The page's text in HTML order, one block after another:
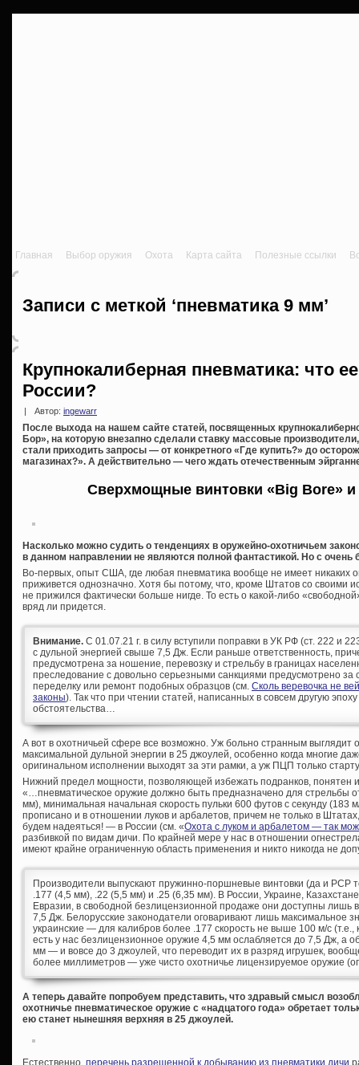
Главная Выбор оружия Охота Карта сайта Полезные ссылки
Записи с меткой ‘пневматика 9 мм’
Крупнокалиберная пневматика: что
России?
Автор: ingewarr
После выхода на нашем сайте статей, посвященных
Бор», на которую внезапно сделали ставку массовые
стали приходить запросы — от конкретного «Где купить?» до
магазинах?». А действительно — чего ждать отечественным
Сверхмощные винтовки «Big Bore» и
Насколько можно судить о тенденциях в оружейно-охотничьем
в данном направлении не являются полной фантастикой. Но с очень
Во-первых, опыт США, где любая пневматика вообще не имеет никаких
приживется однозначно. Хотя бы потому, что, кроме Штатов со своими
не прижился фактически больше нигде. То есть о какой-либо
вряд ли придется.
Внимание. С 01.07.21 г. в силу вступили поправки в УК РФ (ст. 222 и
с дульной энергией свыше 7,5 Дж. Если раньше ответственность,
предусмотрена за ношение, перевозку и стрельбу в границах
преследование с довольно серьезными санкциями предусмотрено за
переделку или ремонт подобных образцов (см. Сколь веревочка не
законы). Так что при чтении статей, написанных в совсем другую
обстоятельства…
А вот в охотничьей сфере все возможно. Уж больно странным выглядит
максимальной дульной энергии в 25 джоулей, особенно когда многие
оригинальном исполнении выходят за эти рамки, а уж ПЦП только
Нижний предел мощности, позволяющей избежать подранков, понятен
«…пневматическое оружие должно быть предназначено для стрельбы
мм), минимальная начальная скорость пульки 600 футов с секунду (183
прописано и в отношении луков и арбалетов, причем не только в
будем надеяться! — в России (см. «Охота с луком и арбалетом — так
разбивкой по видам дичи. По крайней мере у нас в отношении
имеют крайне ограниченную область применения и никто никогда не
Производители выпускают пружинно-поршневые винтовки (да и PCP
.177 (4,5 мм), .22 (5,5 мм) и .25 (6,35 мм). В России, Украине,
Евразии, в свободной безлицензионной продаже они доступны лишь
7,5 Дж. Белорусские законодатели оговаривают лишь максимальное
украинские — для калибров более .177 скорость не выше 100 м/с (т.е.,
есть у нас безлицензионное оружие 4,5 мм ослабляется до 7,5 Дж, а
мм — и вовсе до 3 джоулей, что переводит их в разряд игрушек,
более миллиметров — уже чисто охотничье лицензируемое оружие
А теперь давайте попробуем представить, что здравый смысл
охотничье пневматическое оружие с «надцатого года» обретает
ею станет нынешняя верхняя в 25 джоулей.